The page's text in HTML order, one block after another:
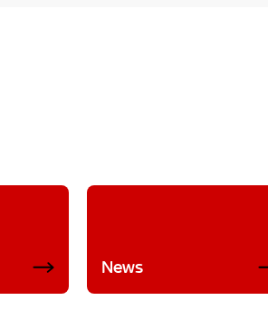
News